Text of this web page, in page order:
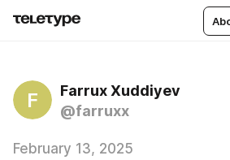
F
Farrux Xuddiyev
@farruxx
February 13, 2025